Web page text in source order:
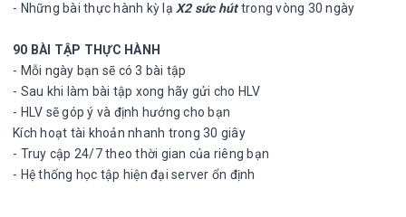
- Những bài thực hành kỳ lạ X2 sức húttrong vòng 30 ngày
90 BÀI TẬP THỰC HÀNH
- Mỗi ngày bạn sẽ có 3 bài tập
​- Sau khi làm bài tập xong hãy gửi cho HLV
- HLV sẽ góp ý và định hướng cho bạn
Kích hoạt tài khoản nhanh trong 30 giây
- Truy cập 24/7 theo thời gian của riêng bạn
- Hệ thống học tập hiện đại server ổn định